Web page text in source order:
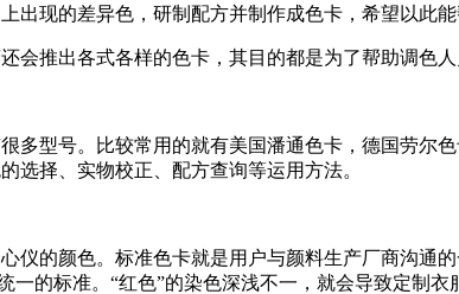
出现的差异色，研制配方并制作成色卡，希望以此能
会推出各式各样的色卡，其目的都是为了帮助调色人
多型号。比较常用的就有美国潘通色卡，德国劳尔
选择、实物校正、配方查询等运用方法。
仪的颜色。标准色卡就是用户与颜料生产厂商沟
一的标准。“红色”的染色深浅不一，就会导致定制